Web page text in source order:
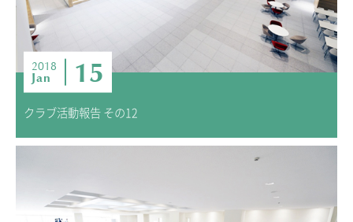
2018
Jan 15
クラブ活動報告 その12